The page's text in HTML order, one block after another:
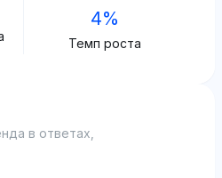
4%
Темп роста
в ответах,